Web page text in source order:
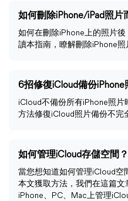
如何刪除iPhone/iPad照片
如何在刪除iPhone上的照片
讀本指南，瞭解刪除iPhone照
6招修復iCloud備份
iCloud不備份所有iPhone照
方法修復iCloud照片備份不完
如何管理iCloud存儲空間
當您想知道如何管理iCloud空
本文獲取方法，我們在這篇
iPhone、PC、Mac上管理